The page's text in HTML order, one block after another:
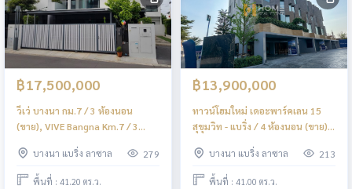
฿17,500,000
วีเว่ บางนา กม.7 / 3 ห้องนอน
(ขาย), VIVE Bangna Km.7 / 3
บางนา แบริ่ง ลาซาล
279
พื้นที่ : 41.20 ตร.ว.
฿13,900,000
ทาวน์โฮมใหม่ เดอะพาร์คเลน 15
สุขุมวิท - แบริ่ง / 4 ห้องนอน (ขาย),
Bearing / 4 Bedrooms (FOR
SALE) YOK090
บางนา แบริ่ง ลาซาล 213
พื้นที่ : 41.00 ตร.ว.